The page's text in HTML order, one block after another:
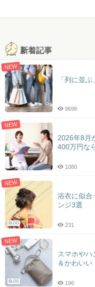
新着記事
NEW
「列に並
9698
NEW
2026年8月
400万円な
1080
NEW
BLOG
浴衣に似合
ンジ3選
231
NEW
BLOG
スマホやハ
＆かわいい
196